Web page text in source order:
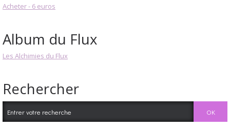
Acheter - 6 euros
Album du Flux
Les Alchimies du Flux
Rechercher